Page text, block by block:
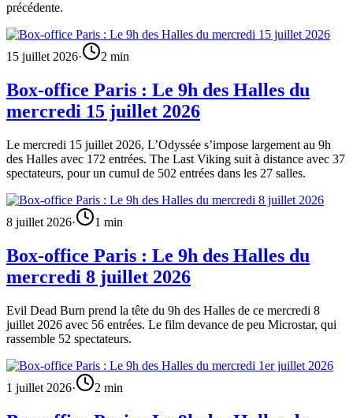
précédente.
15 juillet 2026· 2 min
Box-office Paris : Le 9h des Halles du
mercredi 15 juillet 2026
Le mercredi 15 juillet 2026, L’Odyssée s’impose largement au 9h
des Halles avec 172 entrées. The Last Viking suit à distance avec 37
spectateurs, pour un cumul de 502 entrées dans les 27 salles.
8 juillet 2026· 1 min
Box-office Paris : Le 9h des Halles du
mercredi 8 juillet 2026
Evil Dead Burn prend la tête du 9h des Halles de ce mercredi 8
juillet 2026 avec 56 entrées. Le film devance de peu Microstar, qui
rassemble 52 spectateurs.
1 juillet 2026· 2 min